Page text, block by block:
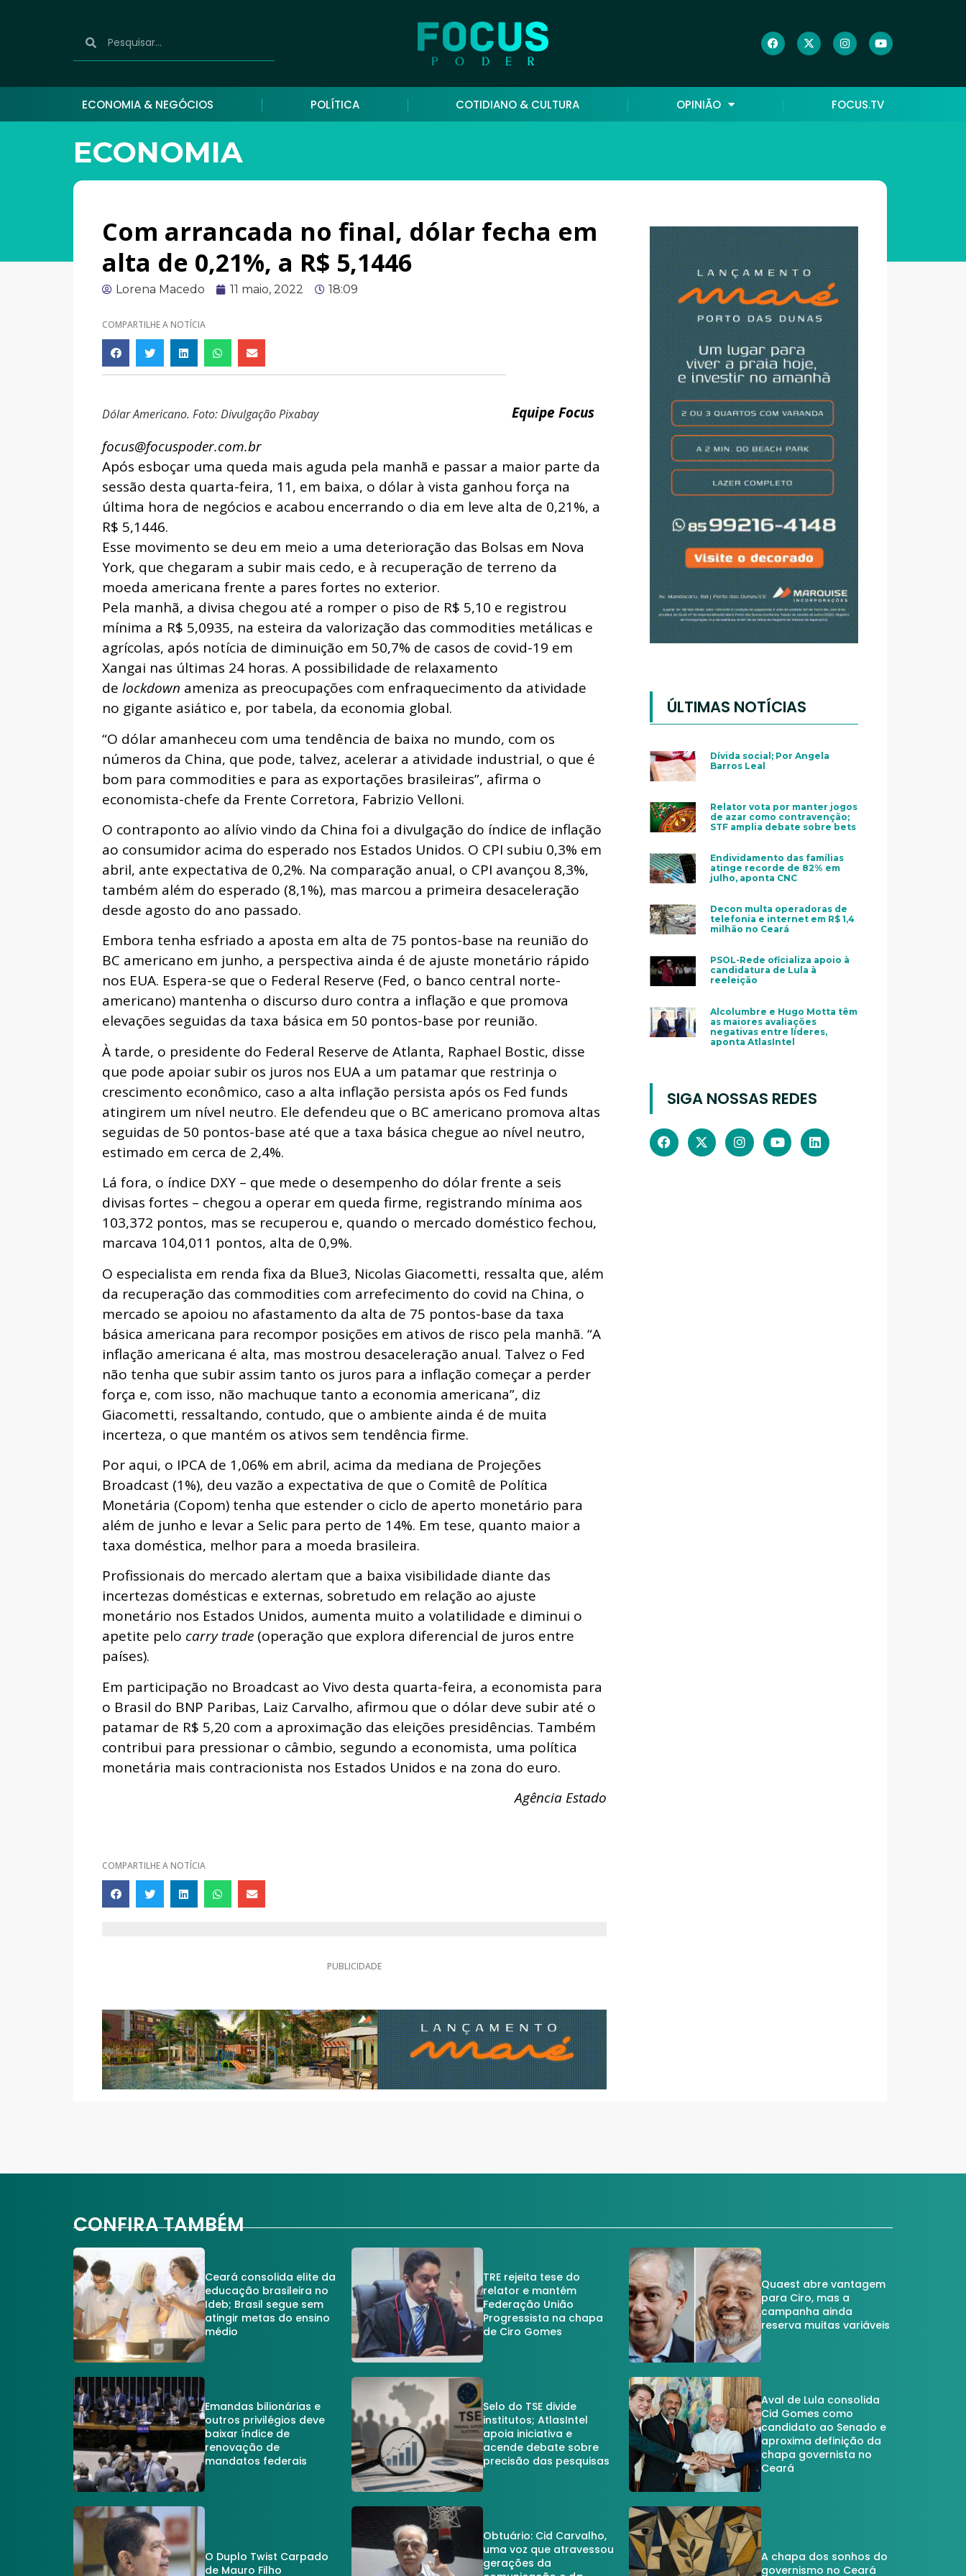
ECONOMIA & NEGÓCIOS POLÍTICA COTIDIANO & CULTURA OPINIÃO FOCUS.TV
ECONOMIA
Com arrancada no final, dólar fecha em
alta de 0,21%, a R$ 5,1446
Lorena Macedo 11 maio, 2022 18:09
COMPARTILHE A NOTÍCIA
Dólar Americano. Foto: Divulgação Pixabay
Equipe Focus
focus@focuspoder.com.br
Após esboçar uma queda mais aguda pela manhã e passar a maior parte da
sessão desta quarta-feira, 11, em baixa, o dólar à vista ganhou força na
última hora de negócios e acabou encerrando o dia em leve alta de 0,21%, a
R$ 5,1446.
Esse movimento se deu em meio a uma deterioração das Bolsas em Nova
York, que chegaram a subir mais cedo, e à recuperação de terreno da
moeda americana frente a pares fortes no exterior.
Pela manhã, a divisa chegou até a romper o piso de R$ 5,10 e registrou
mínima a R$ 5,0935, na esteira da valorização das commodities metálicas e
agrícolas, após notícia de diminuição em 50,7% de casos de covid-19 em
Xangai nas últimas 24 horas. A possibilidade de relaxamento
de lockdown ameniza as preocupações com enfraquecimento da atividade
no gigante asiático e, por tabela, da economia global.
“O dólar amanheceu com uma tendência de baixa no mundo, com os
números da China, que pode, talvez, acelerar a atividade industrial, o que é
bom para commodities e para as exportações brasileiras”, afirma o
economista-chefe da Frente Corretora, Fabrizio Velloni.
O contraponto ao alívio vindo da China foi a divulgação do índice de inflação
ao consumidor acima do esperado nos Estados Unidos. O CPI subiu 0,3% em
abril, ante expectativa de 0,2%. Na comparação anual, o CPI avançou 8,3%,
também além do esperado (8,1%), mas marcou a primeira desaceleração
desde agosto do ano passado.
Embora tenha esfriado a aposta em alta de 75 pontos-base na reunião do
BC americano em junho, a perspectiva ainda é de ajuste monetário rápido
nos EUA. Espera-se que o Federal Reserve (Fed, o banco central norte-
americano) mantenha o discurso duro contra a inflação e que promova
elevações seguidas da taxa básica em 50 pontos-base por reunião.
À tarde, o presidente do Federal Reserve de Atlanta, Raphael Bostic, disse
que pode apoiar subir os juros nos EUA a um patamar que restrinja o
crescimento econômico, caso a alta inflação persista após os Fed funds
atingirem um nível neutro. Ele defendeu que o BC americano promova altas
seguidas de 50 pontos-base até que a taxa básica chegue ao nível neutro,
estimado em cerca de 2,4%.
Lá fora, o índice DXY – que mede o desempenho do dólar frente a seis
divisas fortes – chegou a operar em queda firme, registrando mínima aos
103,372 pontos, mas se recuperou e, quando o mercado doméstico fechou,
marcava 104,011 pontos, alta de 0,9%.
O especialista em renda fixa da Blue3, Nicolas Giacometti, ressalta que, além
da recuperação das commodities com arrefecimento do covid na China, o
mercado se apoiou no afastamento da alta de 75 pontos-base da taxa
básica americana para recompor posições em ativos de risco pela manhã. “A
inflação americana é alta, mas mostrou desaceleração anual. Talvez o Fed
não tenha que subir assim tanto os juros para a inflação começar a perder
força e, com isso, não machuque tanto a economia americana”, diz
Giacometti, ressaltando, contudo, que o ambiente ainda é de muita
incerteza, o que mantém os ativos sem tendência firme.
Por aqui, o IPCA de 1,06% em abril, acima da mediana de Projeções
Broadcast (1%), deu vazão a expectativa de que o Comitê de Política
Monetária (Copom) tenha que estender o ciclo de aperto monetário para
além de junho e levar a Selic para perto de 14%. Em tese, quanto maior a
taxa doméstica, melhor para a moeda brasileira.
Profissionais do mercado alertam que a baixa visibilidade diante das
incertezas domésticas e externas, sobretudo em relação ao ajuste
monetário nos Estados Unidos, aumenta muito a volatilidade e diminui o
apetite pelo carry trade (operação que explora diferencial de juros entre
países).
Em participação no Broadcast ao Vivo desta quarta-feira, a economista para
o Brasil do BNP Paribas, Laiz Carvalho, afirmou que o dólar deve subir até o
patamar de R$ 5,20 com a aproximação das eleições presidências. Também
contribui para pressionar o câmbio, segundo a economista, uma política
monetária mais contracionista nos Estados Unidos e na zona do euro.
Agência Estado
COMPARTILHE A NOTÍCIA
PUBLICIDADE
ÚLTIMAS NOTÍCIAS
Dívida social; Por Angela
Barros Leal
Relator vota por manter jogos
de azar como contravenção;
STF amplia debate sobre bets
Endividamento das famílias
atinge recorde de 82% em
julho, aponta CNC
Decon multa operadoras de
telefonia e internet em R$ 1,4
milhão no Ceará
PSOL-Rede oficializa apoio à
candidatura de Lula à
reeleição
Alcolumbre e Hugo Motta têm
as maiores avaliações
negativas entre líderes,
aponta AtlasIntel
SIGA NOSSAS REDES
CONFIRA TAMBÉM
Ceará consolida elite da
educação brasileira no
Ideb; Brasil segue sem
atingir metas do ensino
médio
TRE rejeita tese do
relator e mantém
Federação União
Progressista na chapa
de Ciro Gomes
Quaest abre vantagem
para Ciro, mas a
campanha ainda
reserva muitas variáveis
Emandas bilionárias e
outros privilégios deve
baixar índice de
renovação de
mandatos federais
Selo do TSE divide
institutos; AtlasIntel
apoia iniciativa e
acende debate sobre
precisão das pesquisas
Aval de Lula consolida
Cid Gomes como
candidato ao Senado e
aproxima definição da
chapa governista no
Ceará
O Duplo Twist Carpado
de Mauro Filho
Obtuário: Cid Carvalho,
uma voz que atravessou
gerações da
A chapa dos sonhos do
governismo no Ceará